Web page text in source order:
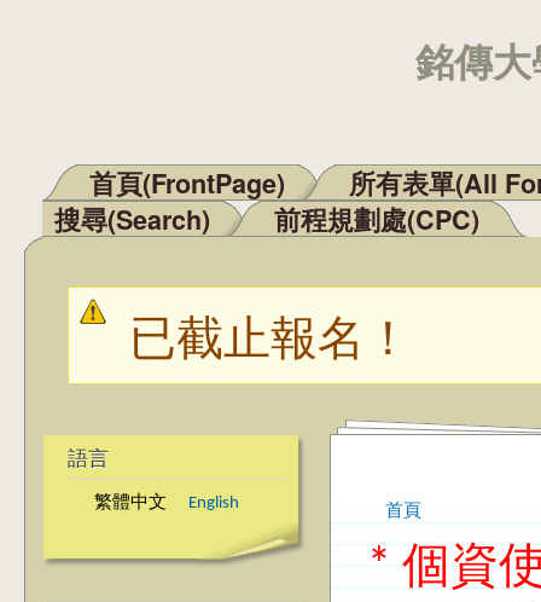
銘傳
主選單
首頁(FrontPage)
所有表單(All
搜尋(Search)
前程規劃處(CPC)
警告訊息
已截止報名！
語言
繁體中文 English
您在這裡
首頁
* 個資